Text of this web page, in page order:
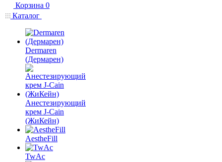
Корзина 0
Каталог
Dermaren
(Дермарен)
Анестезирующий
крем J-Cain
(ЖиКейн)
AestheFill
TwAc